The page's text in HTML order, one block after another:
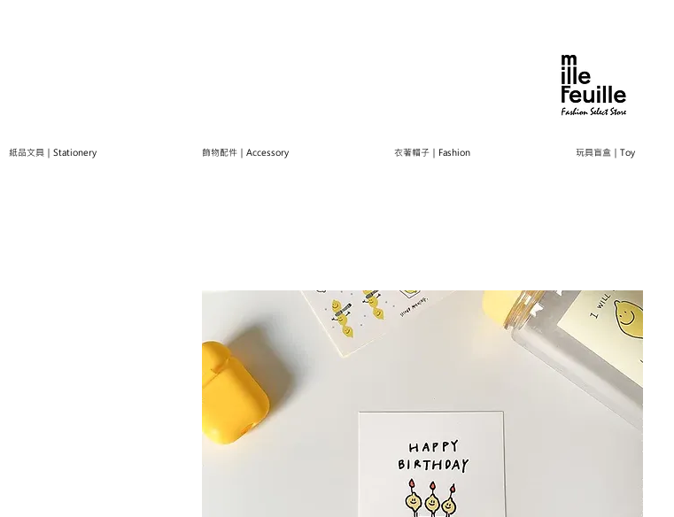
紙品文具｜Stationery 飾物配件｜Accessory 衣著帽子｜Fashion 玩具盲盒｜Toy